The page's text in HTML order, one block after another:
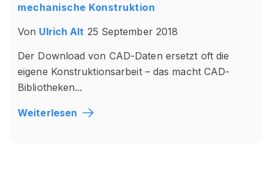
mechanische Konstruktion
Von Ulrich Alt 25 September 2018
Der Download von CAD-Daten ersetzt oft die
eigene Konstruktionsarbeit – das macht CAD-
Bibliotheken...
Weiterlesen